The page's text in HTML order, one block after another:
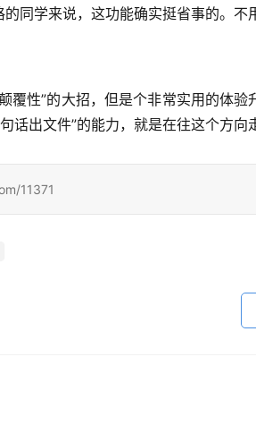
同学来说，这功能确实挺省事的。不
覆性”的大招，但是个非常实用的体
话出文件”的能力，就是在往这个方向
11371